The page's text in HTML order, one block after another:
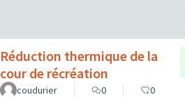
Réduction thermique de la
cour de récréation
coudurier
0 0